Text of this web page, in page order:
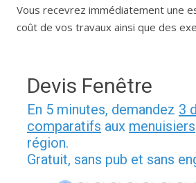
Vous recevrez immédiatement une
coût de vos travaux ainsi que des
Devis Fenêtre
En 5 minutes, demandez 3
comparatifs aux menuisiers
région.
Gratuit, sans pub et sans